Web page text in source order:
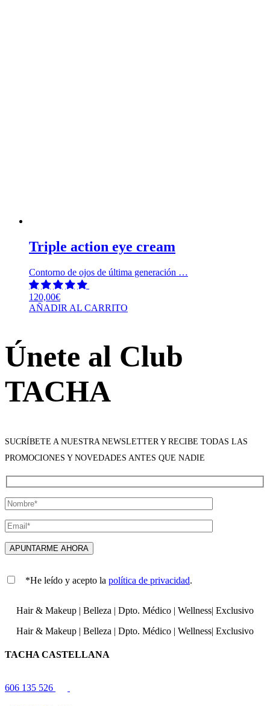
Triple action eye cream
Contorno de ojos de última generación …
120,00€
AÑADIR AL CARRITO
Únete al Club
TACHA
SUCRÍBETE A NUESTRA NEWSLETTER Y RECIBE TODAS LAS
PROMOCIONES Y NOVEDADES ANTES QUE NADIE
*He leído y acepto la política de privacidad.
Hair & Makeup | Belleza | Dpto. Médico | Wellness| Exclusivo
Hair & Makeup | Belleza | Dpto. Médico | Wellness| Exclusivo
TACHA CASTELLANA
606 135 526